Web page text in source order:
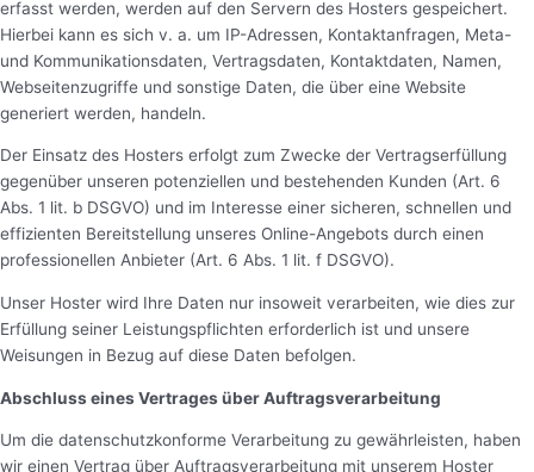
erfasst werden, werden auf den Servern des Hosters gespeichert.
Hierbei kann es sich v. a. um IP-Adressen, Kontaktanfragen, Meta-
und Kommunikationsdaten, Vertragsdaten, Kontaktdaten, Namen,
Webseitenzugriffe und sonstige Daten, die über eine Website
generiert werden, handeln.
Der Einsatz des Hosters erfolgt zum Zwecke der Vertragserfüllung
gegenüber unseren potenziellen und bestehenden Kunden (Art. 6
Abs. 1 lit. b DSGVO) und im Interesse einer sicheren, schnellen und
effizienten Bereitstellung unseres Online-Angebots durch einen
professionellen Anbieter (Art. 6 Abs. 1 lit. f DSGVO).
Unser Hoster wird Ihre Daten nur insoweit verarbeiten, wie dies zur
Erfüllung seiner Leistungspflichten erforderlich ist und unsere
Weisungen in Bezug auf diese Daten befolgen.
Abschluss eines Vertrages über Auftragsverarbeitung
Um die datenschutzkonforme Verarbeitung zu gewährleisten, haben
wir einen Vertrag über Auftragsverarbeitung mit unserem Hoster